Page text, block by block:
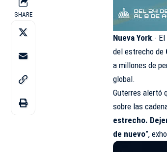
SHARE
Nueva York.-
del estrecho de
a millones de
global.
Guterres alertó
sobre las
estrecho.
de nuevo”,